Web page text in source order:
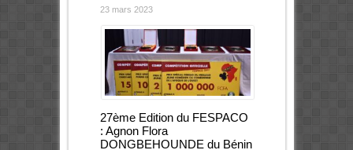
23 mars 2023
27ème Edition du FESPACO
: Agnon Flora
DONGBEHOUNDE du Bénin